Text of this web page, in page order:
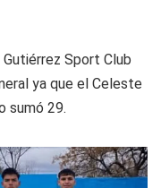
Sport Club
ya que el Celeste
sumó 29.